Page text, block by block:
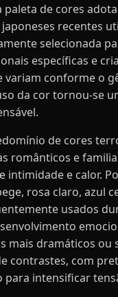
paleta de cores
recentes
selecionada
específicas e
variam conforme o
da cor tornou-se
de cores
românticos e
intimidade e calor.
rosa claro, azul
usados
mais dramáticos ou
contrastes, com
para intensificar